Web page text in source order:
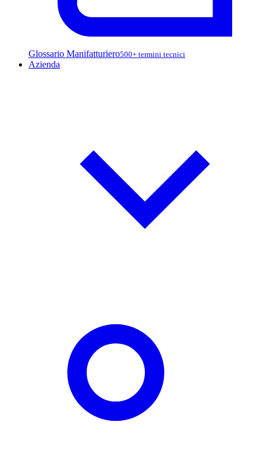
Glossario Manifatturiero500+ termini tecnici
Azienda